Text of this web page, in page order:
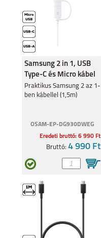
SAMSUNG GALAXY
TAB A9 PLUS
SAMSUNG GALAXY
TAB S9+
Samsung 2 in 1, USB
Type-C és Micro kábel
Praktikus Samsung 2 az 1-
ben kábellel (1,5m)
OSAM-EP-DG930DWEG
Eredeti bruttó: 6 990 Ft
Bruttó: 4 990 Ft